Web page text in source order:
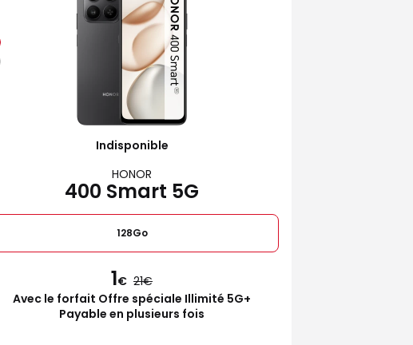
Indisponible
HONOR
400 Smart 5G
128Go
1€ 21
Avec le forfait Offre spéciale Illimité 5G+
Payable en plusieurs fois